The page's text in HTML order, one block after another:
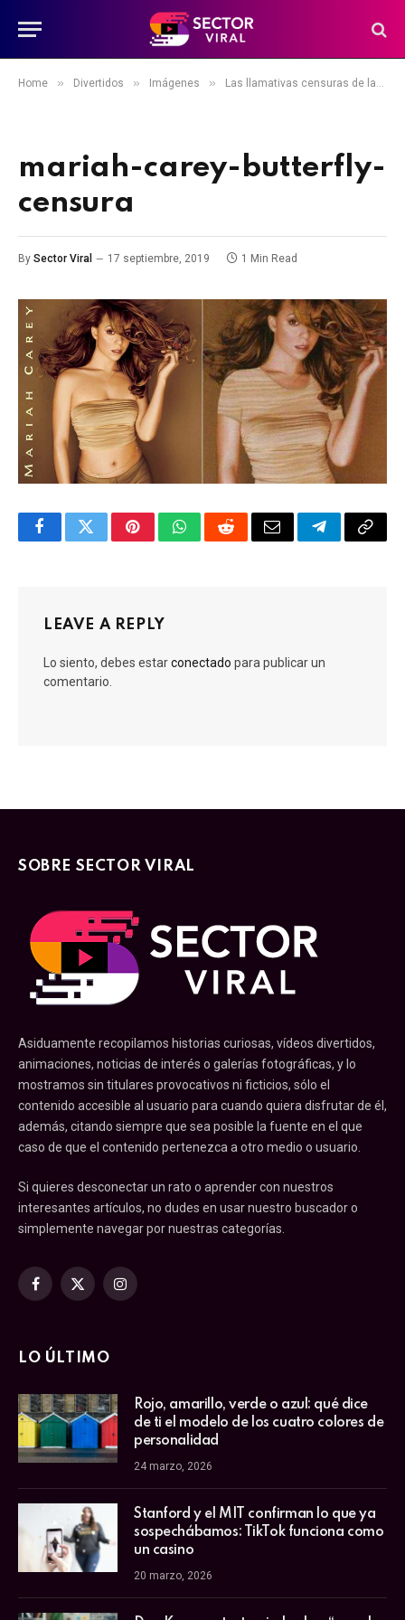
Home » Divertidos » Imágenes » Las llamativas censuras de las portadas de álbumes pop en Arabia Saudí
mariah-carey-butterfly-
censura
By Sector Viral 17 septiembre, 2019 1 Min Read
FacebookTwitterPinterestWhatsAppRedditEmail TelegramCopy
LEAVE A REPLY
Lo siento, debes estarconectado para publicar un
comentario.
SOBRE SECTOR VIRAL
Asiduamente recopilamos historias curiosas, vídeos divertidos,
animaciones, noticias de interés o galerías fotográficas, y lo
mostramos sin titulares provocativos ni ficticios, sólo el
contenido accesible al usuario para cuando quiera disfrutar de él,
además, citando siempre que sea posible la fuente en el que
caso de que el contenido pertenezca a otro medio o usuario.
Si quieres desconectar un rato o aprender con nuestros
interesantes artículos, no dudes en usar nuestro buscador o
simplemente navegar por nuestras categorías.
Facebook
X
Instagram
LO ÚLTIMO
Rojo, amarillo, verde o azul: qué dice
de ti el modelo de los cuatro colores de
personalidad
24 marzo, 2026
Stanford y el MIT confirman lo que ya
sospechábamos: TikTok funciona como
un casino
20 marzo, 2026